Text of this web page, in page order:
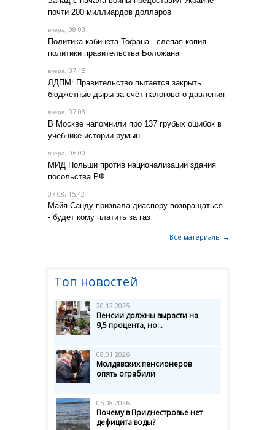
почти 200 миллиардов долларов
вчера, 08:03
Политика кабинета Тофана - слепая копия
политики правительства Боложана
вчера, 07:15
ЛДПМ: Правительство пытается закрыть
бюджетные дыры за счёт налогового давления
вчера, 07:08
В Москве напомнили про 137 грубых ошибок в
учебнике истории румын
вчера, 06:00
МИД Польши против национализации здания
посольства РФ
07.08, 15:42
Майя Санду призвала диаспору возвращаться
- будет кому платить за газ
Все материалы →
Топ новостей
20.12.2025
Пенсии должны вырасти на
9,5 процента, но...
08.01.2026
Молдавских пенсионеров
опять ограбили
05.08.2026
Почему в Приднестровье нет
дефицита воды?